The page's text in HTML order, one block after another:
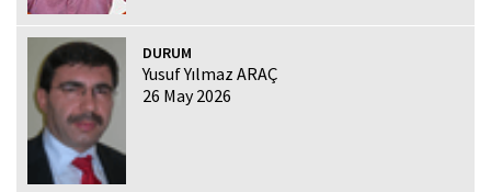
DURUM
Yusuf Yılmaz ARAÇ
26 May 2026